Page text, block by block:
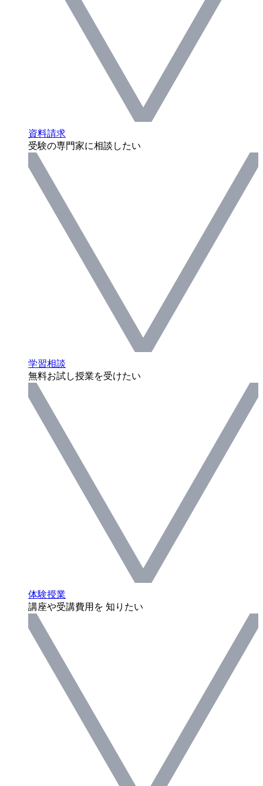
資料請求
受験の専門家に相談したい
学習相談
無料お試し授業を受けたい
体験授業
講座や受講費用を 知りたい